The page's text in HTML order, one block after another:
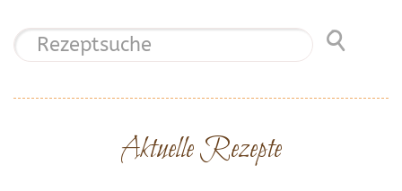
Aktuelle Rezepte